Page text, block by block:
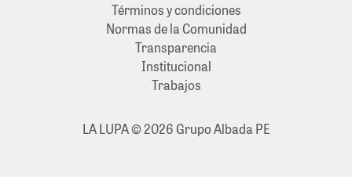
Términos y condiciones
Normas de la Comunidad
Transparencia
Institucional
Trabajos
LA LUPA © 2026 Grupo Albada PE